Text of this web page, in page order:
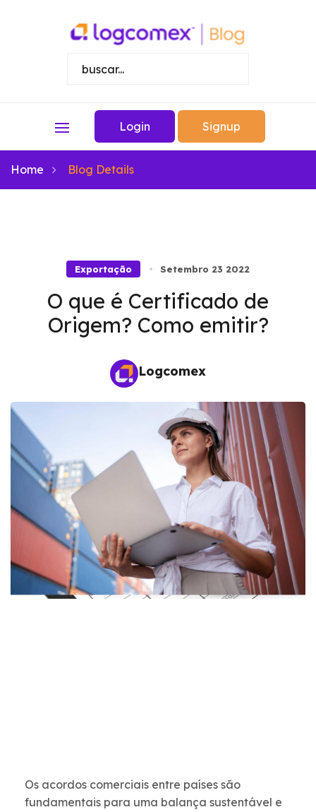
Login Signup
Home Blog Details
Exportação Setembro 23 2022
O que é Certificado de
Origem? Como emitir?
Logcomex
Os acordos comerciais entre países são
fundamentais para uma balança sustentável e